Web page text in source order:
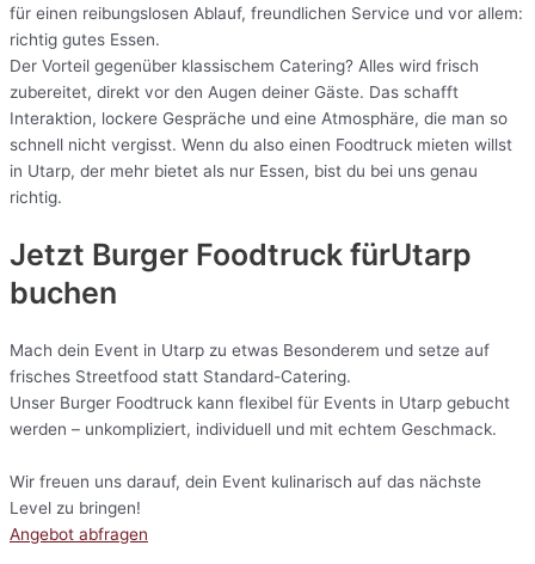
für einen reibungslosen Ablauf, freundlichen Service und vor allem:
richtig gutes Essen.
Der Vorteil gegenüber klassischem Catering? Alles wird frisch
zubereitet, direkt vor den Augen deiner Gäste. Das schafft
Interaktion, lockere Gespräche und eine Atmosphäre, die man so
schnell nicht vergisst. Wenn du also einen Foodtruck mieten willst
in Utarp, der mehr bietet als nur Essen, bist du bei uns genau
richtig.
Jetzt Burger Foodtruck fürUtarp
buchen
Mach dein Event in Utarp zu etwas Besonderem und setze auf
frisches Streetfood statt Standard-Catering.
Unser Burger Foodtruck kann flexibel für Events in Utarp gebucht
werden – unkompliziert, individuell und mit echtem Geschmack.
Wir freuen uns darauf, dein Event kulinarisch auf das nächste
Level zu bringen!
Angebot abfragen